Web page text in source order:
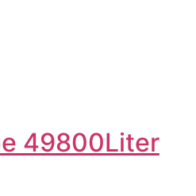
49800Liter